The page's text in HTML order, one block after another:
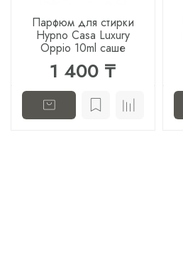
Парфюм для стирки
Hypno Casa Luxury
Oppio 10ml саше
1 400 ₸